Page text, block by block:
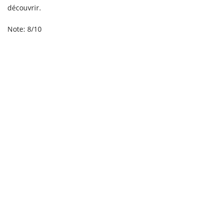
découvrir.
Note: 8/10